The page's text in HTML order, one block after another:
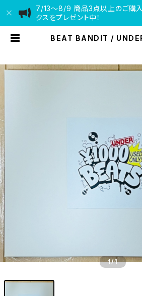
7/13〜8/9 商品3点以上のご購入
クスをプレゼント中！
BEAT BANDIT /
1/1